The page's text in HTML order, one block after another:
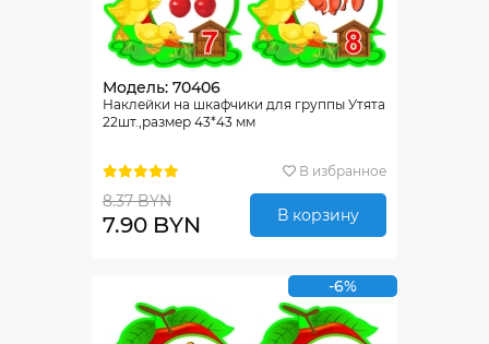
Модель: 70406
Наклейки на шкафчики для группы Утята
22шт.,размер 43*43 мм
В избранное
8.37 BYN
7.90 BYN В корзину
-6%